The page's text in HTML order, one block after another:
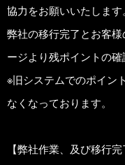
協力をお願いいたします
弊社の移行完了とお客
ージより残ポイントの確
※旧システムでのポイン
なくなっております。
【弊社作業、及び移行完